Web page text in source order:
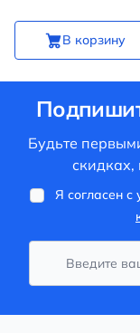
В корзину
Будьте
Я согласен с